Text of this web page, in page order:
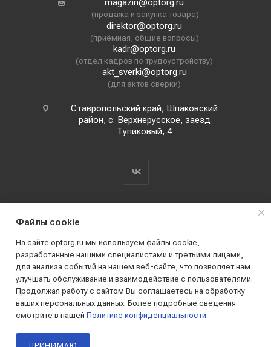
magazin@optorg.ru
(продажа и закупка товара)
direktor@optorg.ru
(приёмная, общие вопросы)
kadr@optorg.ru
(отдел кадров по трудоустройству)
akt_sverki@optorg.ru
(для актов сверки)
Ставропольский край, Шпаковский
район, с. Верхнерусское, заезд
Тупиковый, 4
2019 - 2026 © АО КПК "Ставропольстройопторг"
Все права защищены
Файлы cookie
На сайте optorg.ru мы используем файлы cookie,
разработанные нашими специалистами и третьими лицами,
для анализа событий на нашем веб-сайте, что позволяет нам
улучшать обслуживание и взаимодействие с пользователями.
Продолжая работу с сайтом Вы соглашаетесь на обработку
ваших персональных данных. Более подробные сведения
смотрите в нашей Политике конфиденциальности.